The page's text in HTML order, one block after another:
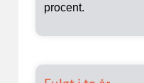
procent.